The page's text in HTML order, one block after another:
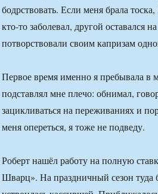
бодрствовать. Если меня брала
кто-то заболевал, другой оставался
потворствовали своим капризам
Первое время именно я пребывала в
подставлял мне плечо: обнимал,
зацикливаться на переживаниях и
меня опереться, я тоже не подведу.
Роберт нашёл работу на полную
Шварц». На праздничный сезон туда